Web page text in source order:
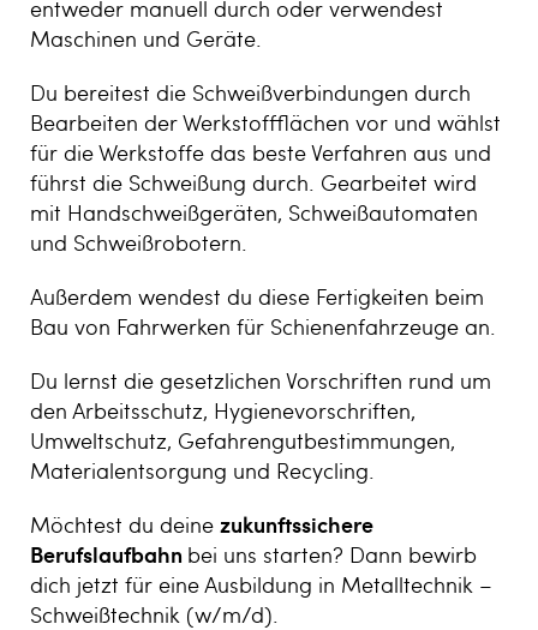
entweder manuell durch oder verwendest
Maschinen und Geräte.
Du bereitest die Schweißverbindungen durch
Bearbeiten der Werkstoffflächen vor und wählst
für die Werkstoffe das beste Verfahren aus und
führst die Schweißung durch. Gearbeitet wird
mit Handschweißgeräten, Schweißautomaten
und Schweißrobotern.
Außerdem wendest du diese Fertigkeiten beim
Bau von Fahrwerken für Schienenfahrzeuge an.
Du lernst die gesetzlichen Vorschriften rund um
den Arbeitsschutz, Hygienevorschriften,
Umweltschutz, Gefahrengutbestimmungen,
Materialentsorgung und Recycling.
Möchtest du deine zukunftssichere
Berufslaufbahn bei uns starten? Dann bewirb
dich jetzt für eine Ausbildung in Metalltechnik –
Schweißtechnik (w/m/d).